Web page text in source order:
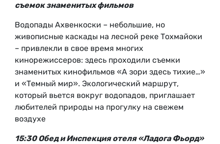
съемок знаменитых фильмов
Водопады Ахвенкоски – небольшие, но
живописные каскады на лесной реке Тохмайоки
– привлекли в свое время многих
кинорежиссеров: здесь проходили съемки
знаменитых кинофильмов «А зори здесь тихие…»
и «Темный мир». Экологический маршрут,
который вьется вокруг водопадов, приглашает
любителей природы на прогулку на свежем
воздухе
15:30 Обед иИнспекция отеля «Ладога Фьорд»